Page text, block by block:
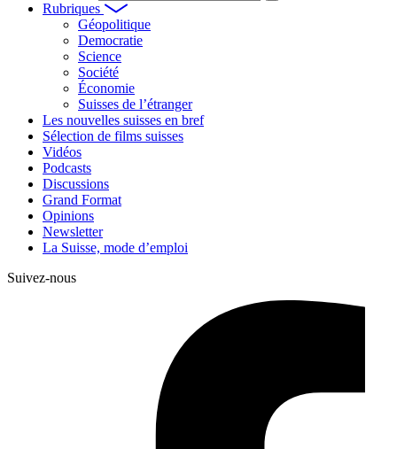
Rubriques
Géopolitique
Democratie
Science
Société
Économie
Suisses de l’étranger
Les nouvelles suisses en bref
Sélection de films suisses
Vidéos
Podcasts
Discussions
Grand Format
Opinions
Newsletter
La Suisse, mode d’emploi
Suivez-nous